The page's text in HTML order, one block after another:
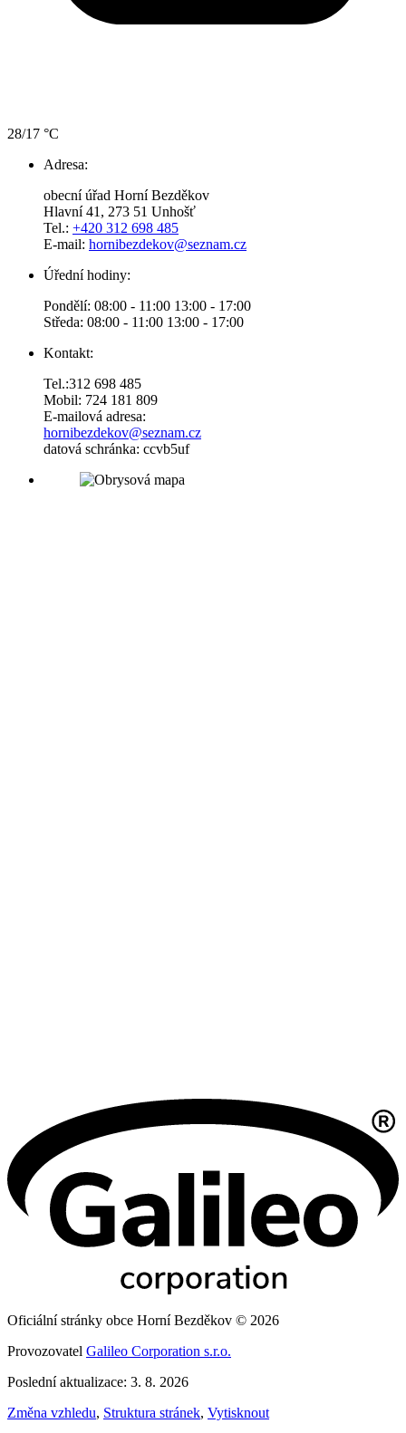
28/17 °C
Adresa:
obecní úřad Horní Bezděkov
Hlavní 41, 273 51 Unhošť
Tel.: +420 312 698 485
E-mail: hornibezdekov@seznam.cz
Úřední hodiny:
Pondělí: 08:00 - 11:00 13:00 - 17:00
Středa: 08:00 - 11:00 13:00 - 17:00
Kontakt:
Tel.:312 698 485
Mobil: 724 181 809
E-mailová adresa:
hornibezdekov@seznam.cz
datová schránka: ccvb5uf
Oficiální stránky obce Horní Bezděkov © 2026
Provozovatel Galileo Corporation s.r.o.
Poslední aktualizace: 3. 8. 2026
Změna vzhledu, Struktura stránek, Vytisknout